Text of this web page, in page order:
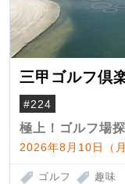
三甲ゴルフ倶
#224
極上！ゴルフ場
2026年8月10日（
ゴルフ 趣味